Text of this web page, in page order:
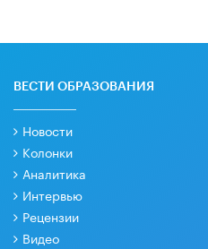
ВЕСТИ ОБРАЗОВАНИЯ
Новости
Колонки
Аналитика
Интервью
Рецензии
Видео